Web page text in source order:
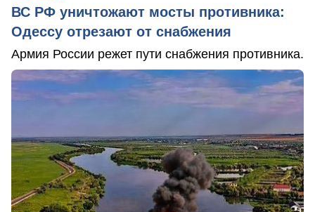
ВС РФ уничтожают мосты противника:
Одессу отрезают от снабжения
Армия России режет пути снабжения противника.